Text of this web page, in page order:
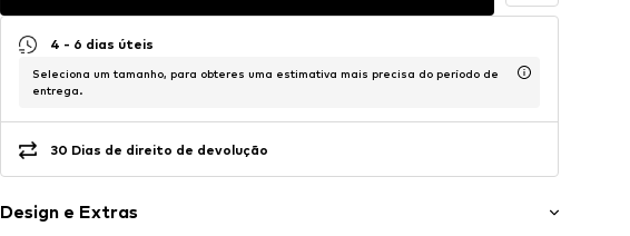
4 - 6 dias úteis
Seleciona um tamanho, para obteres uma estimativa mais precisa do período de
entrega.
30 Dias de direito de devolução
Design e Extras